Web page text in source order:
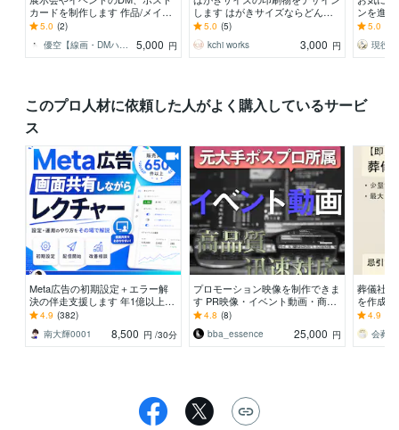
カードを制作します 作品/メイン
ビジュアルを使用して、印象に残
るDMに！
5.0 (2)
5,000 円
します はがきサイズならどんな
内容でもOK！丁寧に対応いたし
ます。
5.0 (5)
kchi works
3,000 円
ンを進
配送方
寧にお
5.0
このプロ人材に依頼した人がよく購入しているサービ
ス
Meta広告の初期設定＋エラー解
決の伴走支援します 年1億以上運
用する現役代理店オーナーがなん
でも相談乗ります
4.9 (382)
南大輝0001
8,500 円 /30分
プロモーション映像を制作できま
す PR映像・イベント動画・商品
やサービス紹介など多ジャンル
4.8 (8)
bba_essence
25,000 円
葬儀社
を作成
枚まで
応
4.9
会葬